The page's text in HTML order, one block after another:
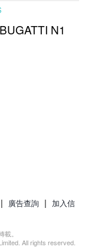
N1
| 廣告查詢 | 加入信
。
All rights reserved.